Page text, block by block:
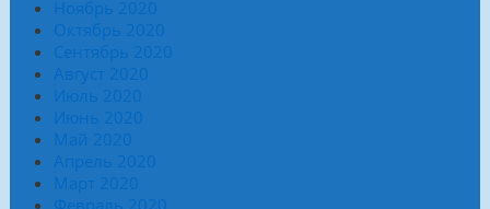
Ноябрь 2020
Октябрь 2020
Сентябрь 2020
Август 2020
Июль 2020
Июнь 2020
Май 2020
Апрель 2020
Март 2020
Февраль 2020